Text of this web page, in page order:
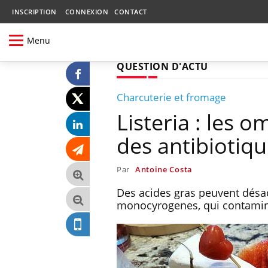
INSCRIPTION CONNEXION CONTACT
Menu
QUESTION D'ACTU
Charcuterie et fromage
Listeria : les
des
Par Antoine Costa
Des acides gras peuvent
monocyrogenes, qui